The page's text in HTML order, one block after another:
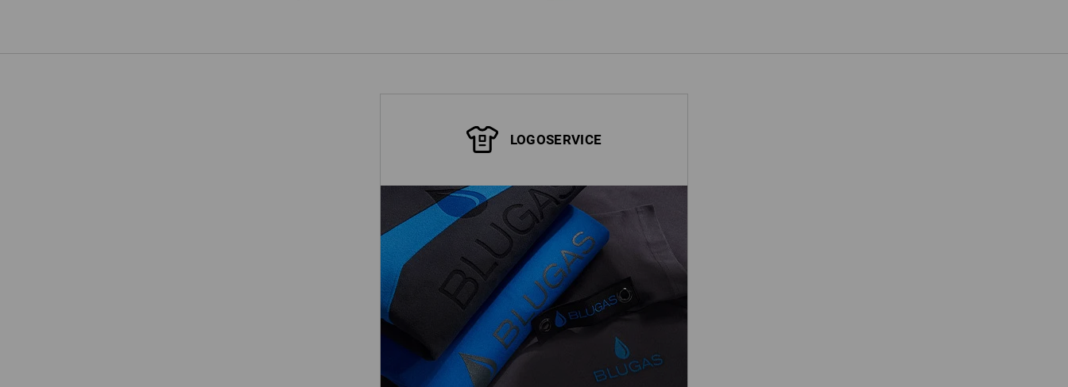
LOGOSERVICE